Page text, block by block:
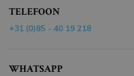
TELEFOON
+31 (0)85 - 40 19 218
WHATSAPP